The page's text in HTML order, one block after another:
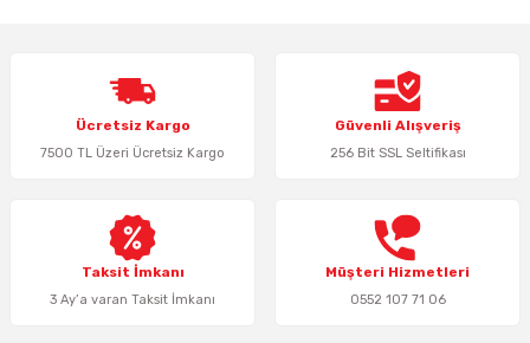
Ürün resmi kalitesiz, bozuk veya görüntülenemiyor.
Ürün açıklamasında eksik bilgiler bulunuyor.
Ürün bilgilerinde hatalar bulunuyor.
Bu ürüne benzer farklı alternatifler olmalı.
Ücretsiz Kargo
7500 TL Üzeri Ücretsiz Kargo
Güvenli Alışveriş
256 Bit SSL Seltifikası
Taksit İmkanı
3 Ay’a varan Taksit İmkanı
Müşteri Hizmetleri
0552 107 71 06